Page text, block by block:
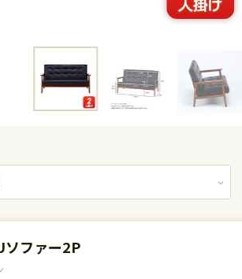
ソファー2P